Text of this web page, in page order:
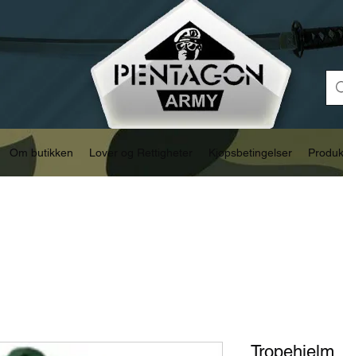
Om butikken Lover og Rettigheter Kjøpsbetingelser
Tropehjelm